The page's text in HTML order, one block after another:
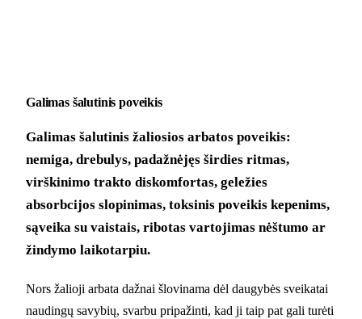
Galimas šalutinis poveikis
Galimas šalutinis žaliosios arbatos poveikis:
nemiga, drebulys, padažnėjęs širdies ritmas,
virškinimo trakto diskomfortas, geležies
absorbcijos slopinimas, toksinis poveikis kepenims,
sąveika su vaistais, ribotas vartojimas nėštumo ar
žindymo laikotarpiu.
Nors žalioji arbata dažnai šlovinama dėl daugybės sveikatai
naudingų savybių, svarbu pripažinti, kad ji taip pat gali turėti